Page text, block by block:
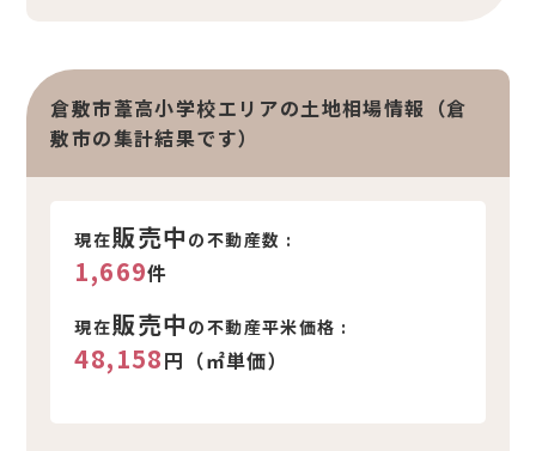
倉敷市葦高小学校エリアの土地相場情報（倉
敷市の集計結果です）
現在販売中 の不動産数 :
1,669件
現在販売中 の不動産平米価格 :
48,158円（㎡単価）